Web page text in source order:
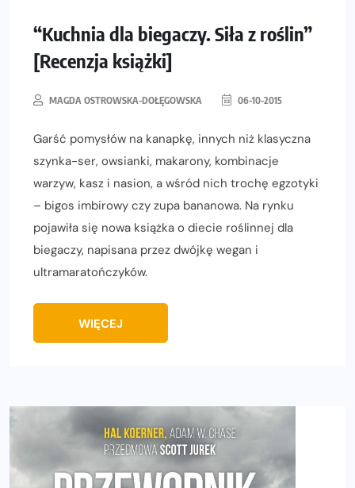
“Kuchnia dla biegaczy. Siła z roślin”
[Recenzja książki]
MAGDA OSTROWSKA-DOŁĘGOWSKA 06-10-2015
Garść pomysłów na kanapkę, innych niż klasyczna
szynka-ser, owsianki, makarony, kombinacje
warzyw, kasz i nasion, a wśród nich trochę egzotyki
– bigos imbirowy czy zupa bananowa. Na rynku
pojawiła się nowa książka o diecie roślinnej dla
biegaczy, napisana przez dwójkę wegan i
ultramaratończyków.
WIĘCEJ